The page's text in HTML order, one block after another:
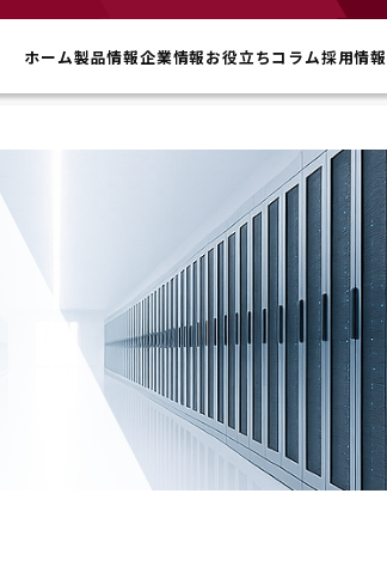
ホーム製品情報企業情報お役立ちコラム採用情報